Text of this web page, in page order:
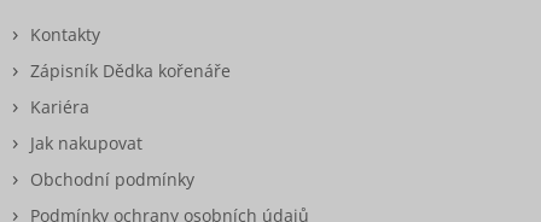
Kontakty
Zápisník Dědka kořenáře
Kariéra
Jak nakupovat
Obchodní podmínky
Podmínky ochrany osobních údajů